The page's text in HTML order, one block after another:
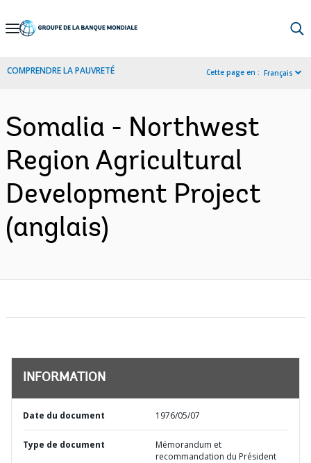
Skip
Navigation
COMPRENDRE LA PAUVRETÉ Cette page en : Français
Somalia - Northwest
Region Agricultural
Development Project
(anglais)
INFORMATION
Date du document 1976/05/07
Type de document
Mémorandum et
recommandation du Président